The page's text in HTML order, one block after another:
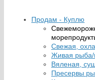
Продам - Куплю
Свежая,
Живая рыба/
Вяленая,
Пресервы